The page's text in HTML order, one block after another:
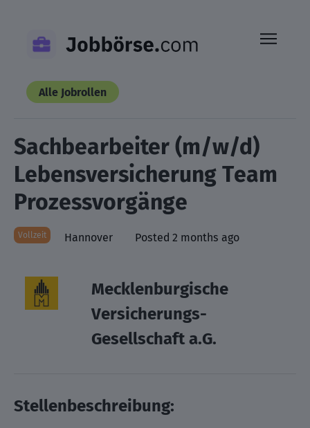
content
Alle Jobrollen
Sachbearbeiter (m/w/d)
Lebensversicherung Team
Prozessvorgänge
Vollzeit Hannover Posted 2 months ago
Mecklenburgische
Versicherungs-
Gesellschaft a.G.
Stellenbeschreibung: